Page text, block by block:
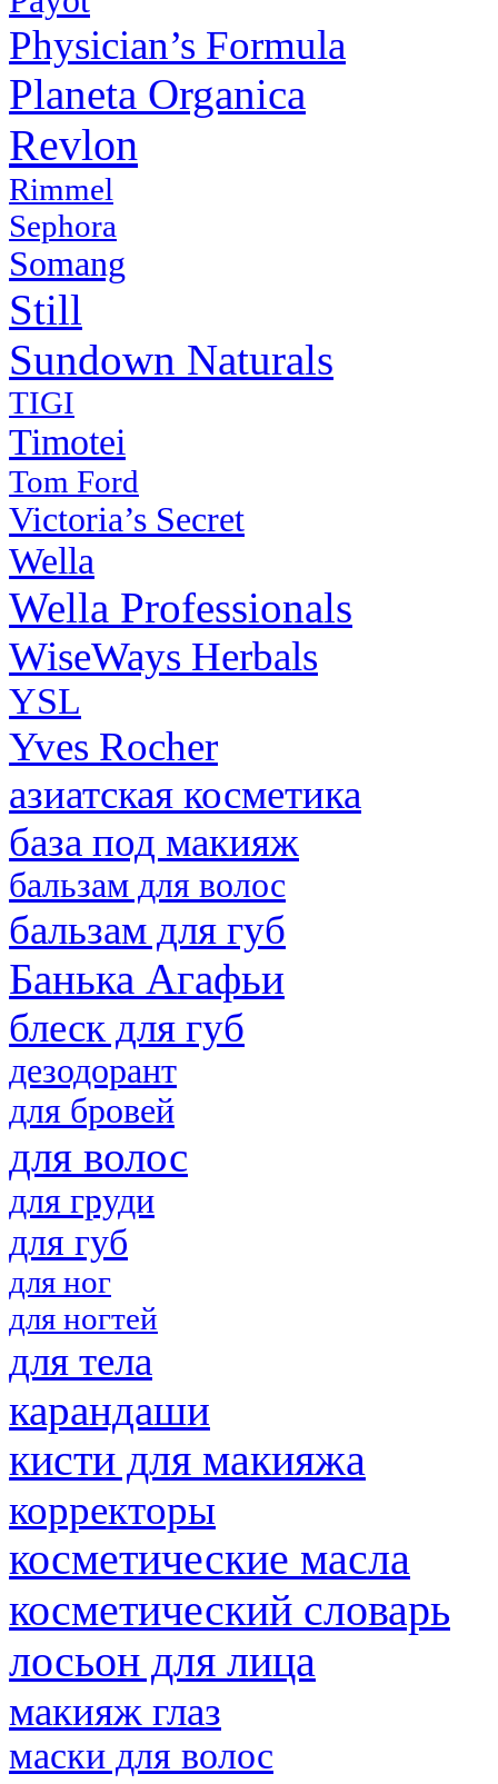
Physiсian’s Formula
Planeta Organica
Revlon
Rimmel
Sephora
Somang
Still
Sundown Naturals
TIGI
Timotei
Tom Ford
Victoria’s Secret
Wella
Wella Professionals
WiseWays Herbals
YSL
Yves Rocher
азиатская косметика
база под макияж
бальзам для волос
бальзам для губ
Банька Агафьи
блеск для губ
дезодорант
для бровей
для волос
для груди
для губ
для ног
для ногтей
для тела
карандаши
кисти для макияжа
корректоры
косметические масла
косметический словарь
лосьон для лица
макияж глаз
маски для волос